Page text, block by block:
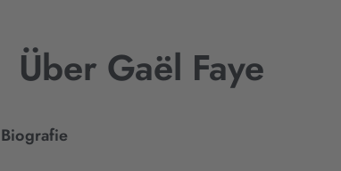
Über Gaël Faye
Biografie